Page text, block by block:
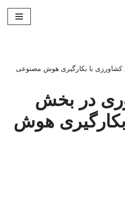
کشاورزی با بکارگیری هوش مصنوعی
در بخش
هوش